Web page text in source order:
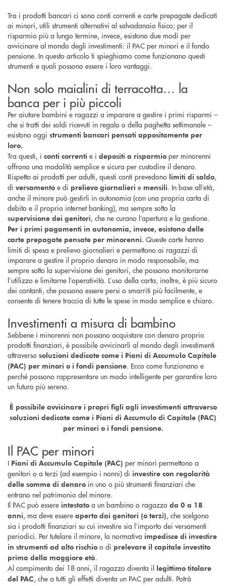
Tra i prodotti bancari ci sono conti correnti e carte prepagate dedicati
ai minori, utili strumenti alternativi al salvadanaio fisico; per il
risparmio più a lungo termine, invece, esistono due modi per
avvicinare al mondo degli investimenti: il PAC per minori e il fondo
pensione. In questo articolo ti spieghiamo come funzionano questi
strumenti e quali possono essere i loro vantaggi.
Non solo maialini di terracotta… la
banca per i più piccoli
Per aiutare bambini e ragazzi a imparare a gestire i primi risparmi –
che si tratti dei soldi ricevuti in regalo o della paghetta settimanale –
esistono oggi strumenti bancari pensati appositamente per
loro.
Tra questi, i conti correnti e i depositi a risparmio per minorenni
offrono una modalità semplice e sicura per custodire il denaro.
Rispetto ai prodotti per adulti, questi conti prevedono limiti di saldo,
di versamento e di prelievo giornalieri e mensili. In base all’età,
anche il minore può gestirli in autonomia (con una propria carta di
debito e il proprio internet banking), ma sempre sotto la
supervisione dei genitori, che ne curano l’apertura e la gestione.
Per i primi pagamenti in autonomia, invece, esistono delle
carte prepagate pensate per minorenni. Queste carte hanno
limiti di spesa e prelievo giornalieri e permettono ai ragazzi di
imparare a gestire il proprio denaro in modo responsabile, ma
sempre sotto la supervisione dei genitori, che possono monitorarne
l’utilizzo e limitarne l’operatività. L’uso della carta, inoltre, è più sicuro
dei contanti, che possono essere persi o smarriti più facilmente, e
consente di tenere traccia di tutte le spese in modo semplice e chiaro.
Investimenti a misura di bambino
Sebbene i minorenni non possano acquistare con denaro proprio
prodotti finanziari, è possibile avvicinarli al mondo degli investimenti
attraverso soluzioni dedicate come i Piani di Accumulo Capitale
(PAC) per minori o i fondi pensione. Ecco come funzionano e
perché possono rappresentare un modo intelligente per garantire loro
un futuro più sereno.
È possibile avvicinare i propri figli agli investimenti attraverso
soluzioni dedicate come i Piani di Accumulo di Capitale (PAC)
per minori o i fondi pensione.
Il PAC per minori
I Piani di Accumulo Capitale (PAC) per minori permettono a
genitori o a terzi (ad esempio i nonni) di investire con regolarità
delle somme di denaro in uno o più strumenti finanziari che
entrano nel patrimonio del minore.
Il PAC può essere intestato a un bambino o ragazzo da 0 a 18
anni, ma deve essere aperto dai genitori (o terzi), che scelgono
sia i prodotti finanziari su cui investire sia l’importo dei versamenti
periodici. Per tutelare il minore, la normativa impedisce di investire
in strumenti ad alto rischio o di prelevare il capitale investito
prima della maggiore età.
Al compimento dei 18 anni, il ragazzo diventa il legittimo titolare
del PAC, che a tutti gli effetti diventa un PAC per adulti. Potrà